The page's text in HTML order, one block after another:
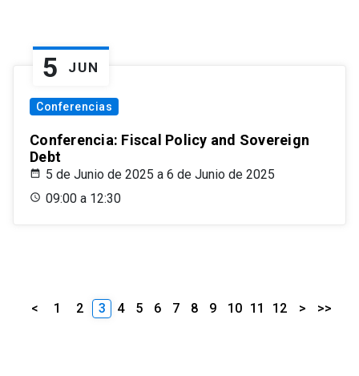
5 JUN
Conferencias
Conferencia: Fiscal Policy and Sovereign
Debt
5 de Junio de 2025 a 6 de Junio de 2025
09:00 a 12:30
< 1 2 3 4 5 6 7 8 9 10 11 12 > >>